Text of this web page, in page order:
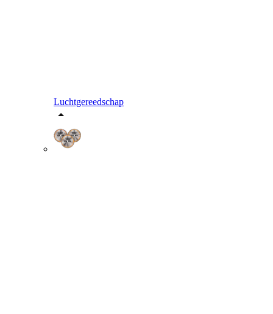
Luchtgereedschap